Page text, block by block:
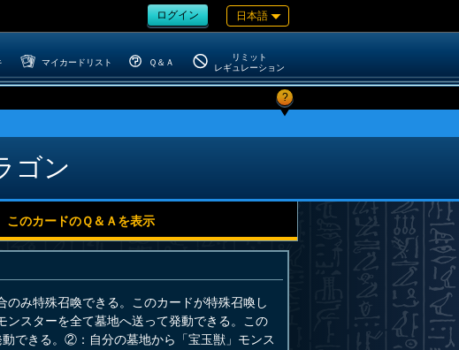
ログイン 日本語
マイカードリスト Ｑ＆Ａ
リミット
レギュレーション
?
ゴン
このカードのＱ＆Ａを表示
み特殊召喚できる。このカードが特殊召喚し
スターを全て墓地へ送って発動できる。この
できる。②：自分の墓地から「宝玉獣」モンス